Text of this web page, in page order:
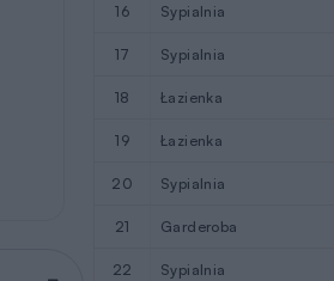
16 sypialnia
17 sypialnia
18 łazienka
19 łazienka
20 sypialnia
21 garderoba
22 sypialnia